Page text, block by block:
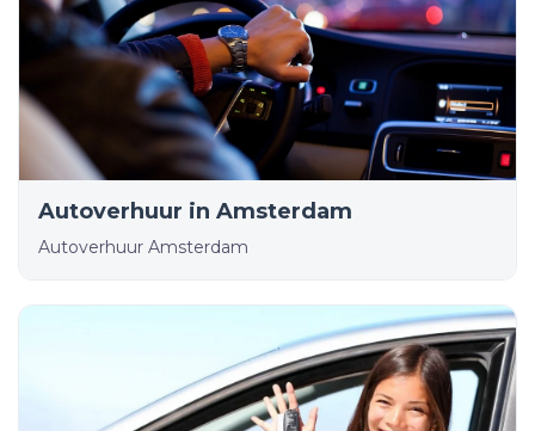
Autoverhuur in Amsterdam
Autoverhuur Amsterdam